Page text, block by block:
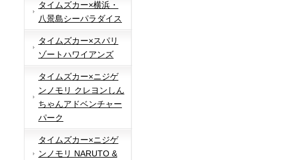
タイムズカー×横浜・
八景島シーパラダイス
タイムズカー×スパリ
ゾートハワイアンズ
タイムズカー×ニジゲ
ンノモリ クレヨンしん
ちゃんアドベンチャー
パーク
タイムズカー×ニジゲ
ンノモリ NARUTO &